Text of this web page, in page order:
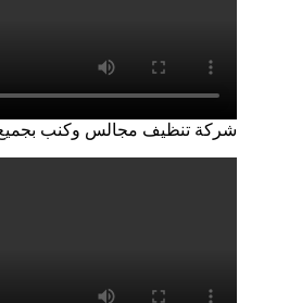
شركة تنظيف مجالس وكنب